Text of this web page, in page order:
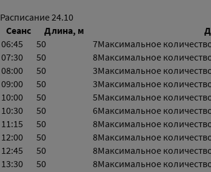
Расписание24.10
Сеанс Длина, м
06:45 50 7Максимальное
07:30
50 8Максимальное
08:00
50 3Максимальное
09:00
50 3Максимальное
10:00
50 5Максимальное
10:30
50 6Максимальное
11:15
50 8Максимальное
12:00
50 8Максимальное
12:45
50 8Максимальное
13:30
50 8Максимальное